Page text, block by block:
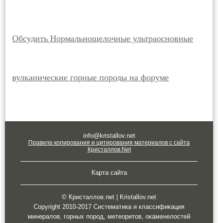
Обсудить Нормальнощелочные ультраосновные
вулканические горные породы на форуме
info@kristallov.net
Правила копирования и цитирования материалов с сайта
Кристаллов.Net
Карта сайта
© Кристаллов.net | Kristallov.net
Copyright 2010-2017 Систематика и классификация
минералов, горных пород, метеоритов, окаменелостей